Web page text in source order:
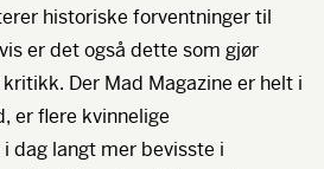
historiske forventninger til
er det også dette som gjør
Der Mad Magazine er helt i
er flere kvinnelige
dag langt mer bevisste i